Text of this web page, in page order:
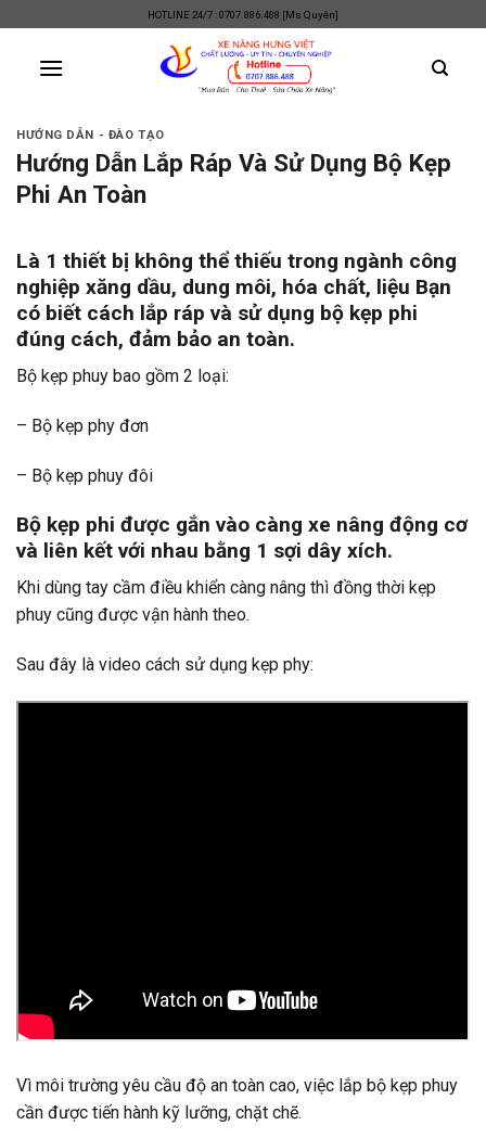
content
HOTLINE 24/7 : 0707.886.488 [Ms Quyên]
HƯỚNG DẪN - ĐÀO TẠO
Hướng Dẫn Lắp Ráp Và Sử Dụng Bộ Kẹp
Phi An Toàn
Là 1 thiết bị không thể thiếu trong ngành công
nghiệp xăng dầu, dung môi, hóa chất, liệu Bạn
có biết cách lắp ráp và sử dụng bộ kẹp phi
đúng cách, đảm bảo an toàn.
Bộ kẹp phuy bao gồm 2 loại:
– Bộ kẹp phy đơn
– Bộ kẹp phuy đôi
Bộ kẹp phi được gắn vào càng xe nâng động cơ
và liên kết với nhau bằng 1 sợi dây xích.
Khi dùng tay cầm điều khiển càng nâng thì đồng thời kẹp
phuy cũng được vận hành theo.
Sau đây là video cách sử dụng kẹp phy:
Vì môi trường yêu cầu độ an toàn cao, việc lắp bộ kẹp phuy
cần được tiến hành kỹ lưỡng, chặt chẽ.